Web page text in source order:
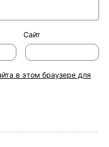
Сайт
в этом браузере для